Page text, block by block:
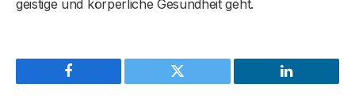
geistige und körperliche Gesundheit geht.
Facebook Twitter LinkedIn